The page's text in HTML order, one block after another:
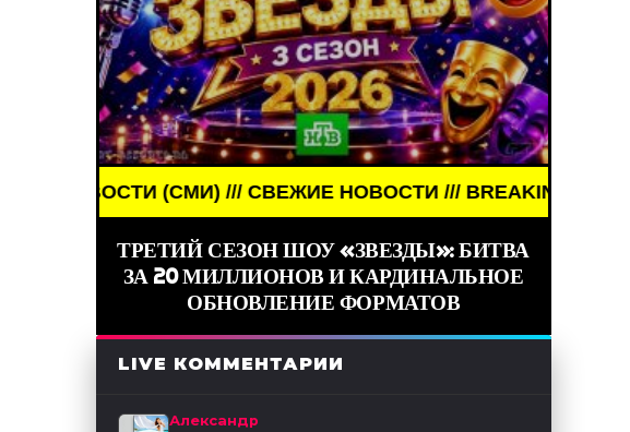
/// СВЕЖИЕ НОВОСТИ /// BREAKING NEWS /// НОВОСТИ
ТРЕТИЙ СЕЗОН ШОУ «ЗВЕЗДЫ»: БИТВА
ЗА 20 МИЛЛИОНОВ И КАРДИНАЛЬНОЕ
ОБНОВЛЕНИЕ ФОРМАТОВ
LIVE КОММЕНТАРИИ
Александр